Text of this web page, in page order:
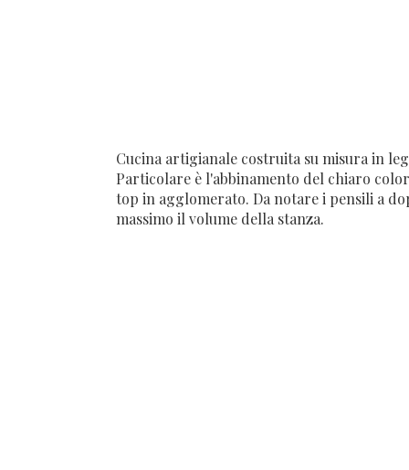
Cucina artigianale costruita su misura in
Particolare è l'abbinamento del chiaro
top in agglomerato. Da notare i pensili a
massimo il volume della stanza.